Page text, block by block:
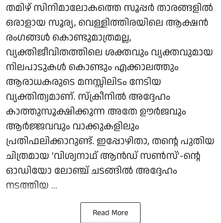
തമിഴ് സിനിമാലോകത്തെ സൂപ്പർ താരങ്ങളിൽ
ഒരാളായ സൂര്യ, വെള്ളിത്തിരയിലെ ആക്ഷൻ
രംഗങ്ങൾ കൊണ്ടുമാത്രമല്ല,
വ്യക്തിജീവിതത്തിലെ ശക്തവും വ്യക്തവുമായ
നിലപാടുകൾ കൊണ്ടും എക്കാലത്തും
ആരാധകരുടെ മനസ്സിലിടം നേടിയ
വ്യക്തിത്വമാണ്. സ്ക്രീനിൽ അദ്ദേഹം
കാത്തുസൂക്ഷിക്കുന്ന അതേ ഊർജവും
ആർജ്ജവവും വാക്കുകളിലും
പ്രതിഫലിക്കാറുണ്ട്. ഇപ്പോഴിതാ, തന്റെ പുതിയ
ചിത്രമായ 'വിശ്വനാഥ് ആൻഡ് സൺസ്'-ന്റെ
ഓഡിയോ ലോഞ്ച് ചടങ്ങിൽ അദ്ദേഹം
നടത്തിയ ...
Read More